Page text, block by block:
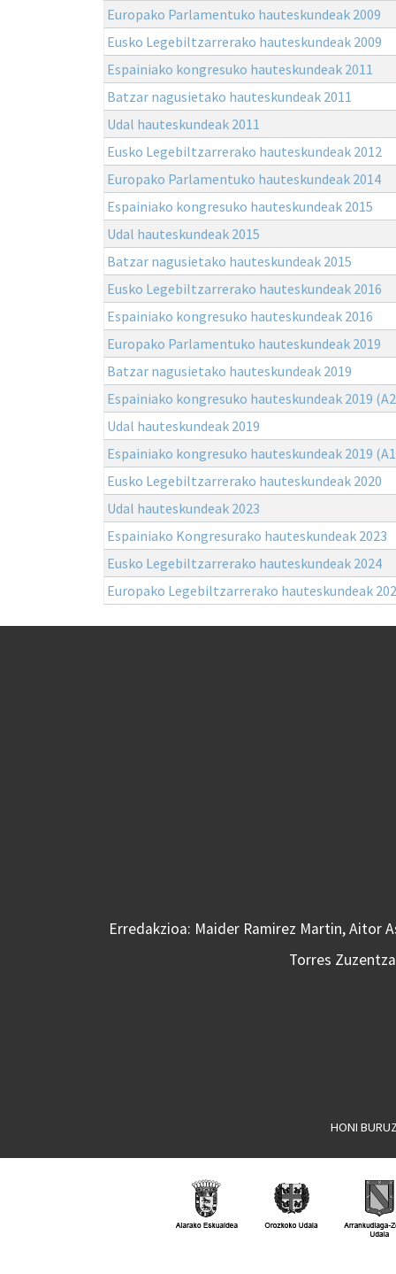
Europako Parlamentuko hauteskundeak 2009
Eusko Legebiltzarrerako hauteskundeak 2009
Espainiako kongresuko hauteskundeak 2011
Batzar nagusietako hauteskundeak 2011
Udal hauteskundeak 2011
Eusko Legebiltzarrerako hauteskundeak 2012
Europako Parlamentuko hauteskundeak 2014
Espainiako kongresuko hauteskundeak 2015
Udal hauteskundeak 2015
Batzar nagusietako hauteskundeak 2015
Eusko Legebiltzarrerako hauteskundeak 2016
Espainiako kongresuko hauteskundeak 2016
Europako Parlamentuko hauteskundeak 2019
Batzar nagusietako hauteskundeak 2019
Espainiako kongresuko hauteskundeak 2019
Udal hauteskundeak 2019
Espainiako kongresuko hauteskundeak 2019
Eusko Legebiltzarrerako hauteskundeak 2020
Udal hauteskundeak 2023
Espainiako Kongresurako hauteskundeak 2023
Eusko Legebiltzarrerako hauteskundeak 2024
Europako Legebiltzarrerako hauteskundeak
Erredakzioa: Maider Ramirez Martin, Aitor
Torres
HONI BURUZ